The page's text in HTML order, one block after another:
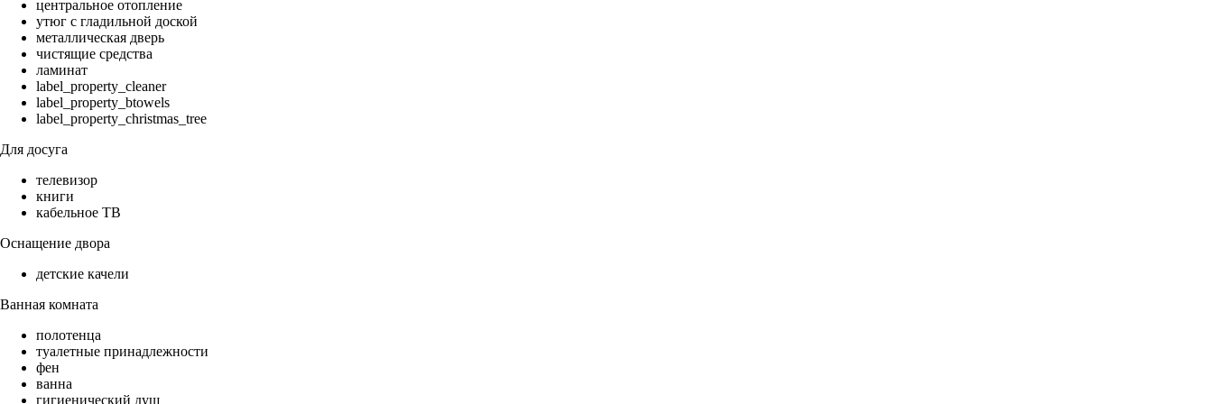
центральное отопление
утюг с гладильной доской
металлическая дверь
чистящие средства
ламинат
label_property_cleaner
label_property_btowels
label_property_christmas_tree
Для досуга
телевизор
книги
кабельное ТВ
Оснащение двора
детские качели
Ванная комната
полотенца
туалетные принадлежности
фен
ванна
гигиенический душ